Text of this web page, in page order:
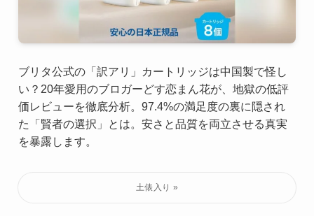
ブリタ公式の「訳アリ」カートリッジは中国製で怪し
い？20年愛用のブロガーどす恋まん花が、地獄の低評
価レビューを徹底分析。97.4%の満足度の裏に隠され
た「賢者の選択」とは。安さと品質を両立させる真実
を暴露します。